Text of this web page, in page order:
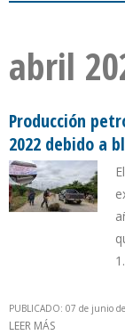
abril
Producción
2022 debido a
PUBLICADO: 07 de junio
LEER MÁS